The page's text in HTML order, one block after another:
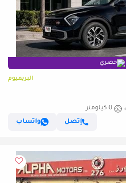
حصري
البريميوم
0 كيلومتر
إتصل
واتساب